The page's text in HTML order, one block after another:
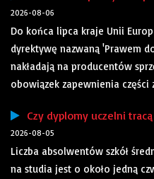
2026-08-06
Do końca lipca kraje Unii
dyrektywę nazwaną 'Prawem
nakładają na producentów
obowiązek zapewnienia części
Czy dyplomy uczelni
2026-08-05
Liczba absolwentów szkół
na studia jest o około jedną